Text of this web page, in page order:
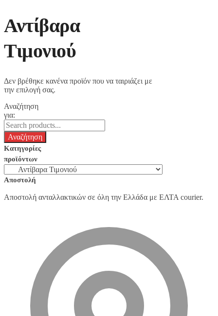
Αντίβαρα
Τιμονιού
Δεν βρέθηκε κανένα προϊόν που να ταιριάζει με
την επιλογή σας.
Αναζήτηση
για:
Κατηγορίες
προϊόντων
Αποστολή
Αποστολή ανταλλακτικών σε όλη την Ελλάδα με ΕΛΤΑ courier.